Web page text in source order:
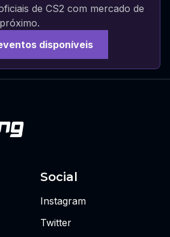
de CS2 com mercado de
disponíveis
Social
Instagram
Twitter